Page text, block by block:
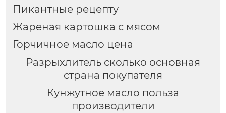
Пикантные рецепту
Жареная картошка с мясом
Горчичное масло цена
Разрыхлитель сколько основная
страна покупателя
Кунжутное масло польза
производители